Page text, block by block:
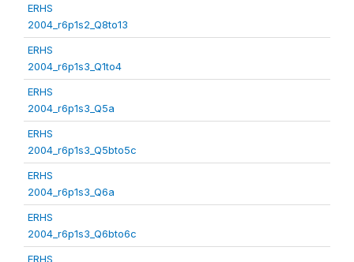
ERHS
2004_r6p1s2_Q8to13
ERHS
2004_r6p1s3_Q1to4
ERHS
2004_r6p1s3_Q5a
ERHS
2004_r6p1s3_Q5bto5c
ERHS
2004_r6p1s3_Q6a
ERHS
2004_r6p1s3_Q6bto6c
ERHS